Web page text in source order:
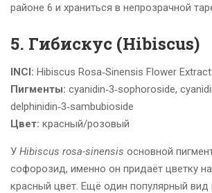
районе 6 и храниться в непрозрачной
5. Гибискус (Hibiscus)
INCI: Hibiscus Rosa‑Sinensis Flower Extract
Пигменты: cyanidin‑3‑sophoroside,
delphinidin‑3‑sambubioside
Цвет: красный/розовый
У Hibiscus rosa-sinensis основной
софорозид, именно он придаёт цветку
красный цвет. Ещё один популярный вид